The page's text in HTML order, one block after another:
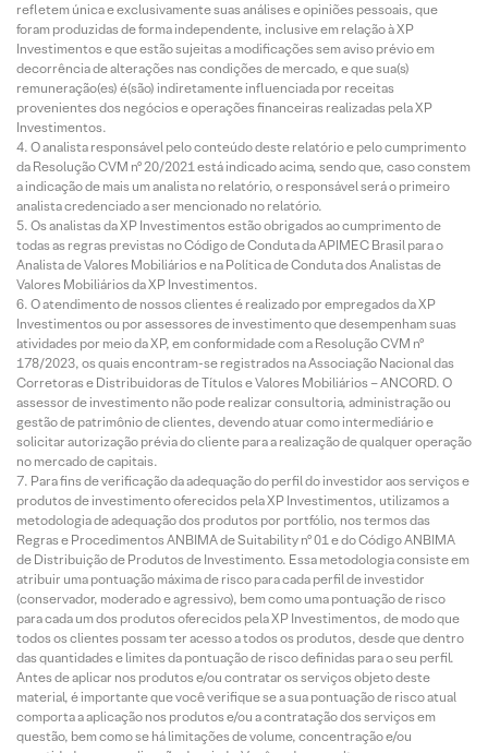
refletem única e exclusivamente suas análises e opiniões pessoais, que
foram produzidas de forma independente, inclusive em relação à XP
Investimentos e que estão sujeitas a modificações sem aviso prévio em
decorrência de alterações nas condições de mercado, e que sua(s)
remuneração(es) é(são) indiretamente influenciada por receitas
provenientes dos negócios e operações financeiras realizadas pela XP
Investimentos.
O analista responsável pelo conteúdo deste relatório e pelo cumprimento
da Resolução CVM nº 20/2021 está indicado acima, sendo que, caso constem
a indicação de mais um analista no relatório, o responsável será o primeiro
analista credenciado a ser mencionado no relatório.
Os analistas da XP Investimentos estão obrigados ao cumprimento de
todas as regras previstas no Código de Conduta da APIMEC Brasil para o
Analista de Valores Mobiliários e na Política de Conduta dos Analistas de
Valores Mobiliários da XP Investimentos.
O atendimento de nossos clientes é realizado por empregados da XP
Investimentos ou por assessores de investimento que desempenham suas
atividades por meio da XP, em conformidade com a Resolução CVM nº
178/2023, os quais encontram-se registrados na Associação Nacional das
Corretoras e Distribuidoras de Títulos e Valores Mobiliários – ANCORD. O
assessor de investimento não pode realizar consultoria, administração ou
gestão de patrimônio de clientes, devendo atuar como intermediário e
solicitar autorização prévia do cliente para a realização de qualquer operação
no mercado de capitais.
Para fins de verificação da adequação do perfil do investidor aos serviços e
produtos de investimento oferecidos pela XP Investimentos, utilizamos a
metodologia de adequação dos produtos por portfólio, nos termos das
Regras e Procedimentos ANBIMA de Suitability nº 01 e do Código ANBIMA
de Distribuição de Produtos de Investimento. Essa metodologia consiste em
atribuir uma pontuação máxima de risco para cada perfil de investidor
(conservador, moderado e agressivo), bem como uma pontuação de risco
para cada um dos produtos oferecidos pela XP Investimentos, de modo que
todos os clientes possam ter acesso a todos os produtos, desde que dentro
das quantidades e limites da pontuação de risco definidas para o seu perfil.
Antes de aplicar nos produtos e/ou contratar os serviços objeto deste
material, é importante que você verifique se a sua pontuação de risco atual
comporta a aplicação nos produtos e/ou a contratação dos serviços em
questão, bem como se há limitações de volume, concentração e/ou